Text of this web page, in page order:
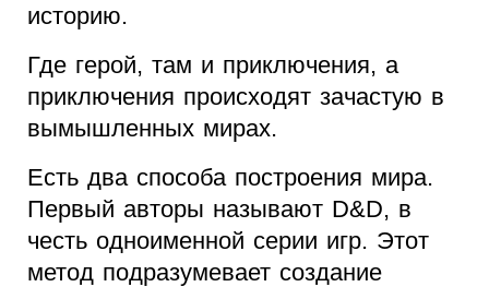
историю.
Где герой, там и приключения, а
приключения происходят зачастую в
вымышленных мирах.
Есть два способа построения мира.
Первый авторы называют D&D, в
честь одноименной серии игр. Этот
метод подразумевает создание